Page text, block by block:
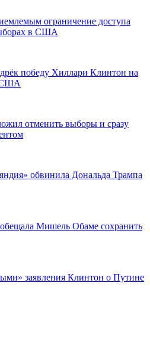
ограничение доступа
в США
победу Хиллари Клинтон на
США
отменить выборы и сразу
обвинила Дональда Трампа
Мишель Обаме сохранить
заявления Клинтон о Путине